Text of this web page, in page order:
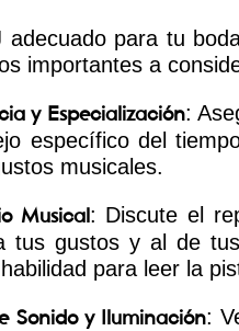
adecuado para tu
importantes a
y Especialización:
específico del
musicales.
Musical: Discute el
tus gustos y al de
para leer la
Sonido y Iluminación: